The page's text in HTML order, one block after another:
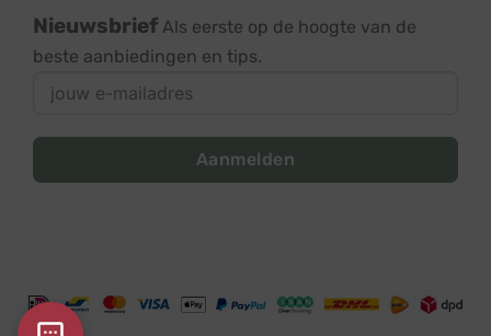
Nieuwsbrief Als eerste op de hoogte van de
beste aanbiedingen en tips.
Aanmelden